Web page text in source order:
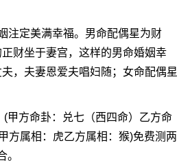
注定美满幸福。男命配偶星为财
财坐于妻宫，这样的男命婚姻幸
，夫妻恩爱夫唱妇随；女命配偶星
(甲方命卦：兑七（西四命）乙方命
方属相：虎乙方属相：猴)免费测两
。